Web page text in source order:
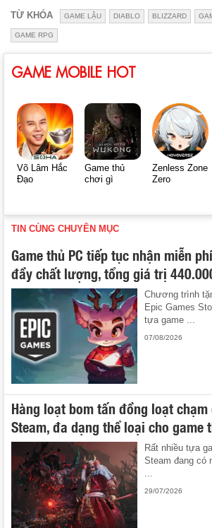
TỪ KHÓA GAME LẬU DIABLO BLIZZARD
GAME RPG
GAME MOBILE HOT
Võ Lâm Hắc
Đạo
Game thủ
chơi gì
Zenless Zone
Zero
TIN CÙNG CHUYÊN MỤC
Game thủ PC tiếp tục nhận miễn
đầy chất lượng, tổng giá trị
Chương trình
Epic Games
tựa game ...
07/08/2026
Hàng loạt bom tấn đồng loạt
Steam, đa dạng thể loại cho game
Rất nhiều tựa
Steam đang có
29/07/2026